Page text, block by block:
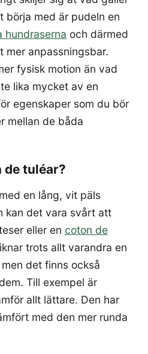
börja med är pudeln en
hundraserna och därmed
mer anpassningsbar.
fysisk motion än vad
lika mycket av en
egenskaper som du bör
mellan de båda
de tuléar?
en lång, vit päls
kan det vara svårt att
eller en coton de
trots allt varandra en
det finns också
Till exempel är
allt lättare. Den har
med den mer runda